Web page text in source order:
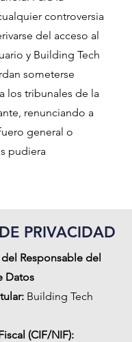
controversia
del acceso al
y Building Tech
someterse
los tribunales de la
renunciando a
general o
pudiera
PRIVACIDAD
Responsable del
Datos
Building Tech
(CIF/NIF):